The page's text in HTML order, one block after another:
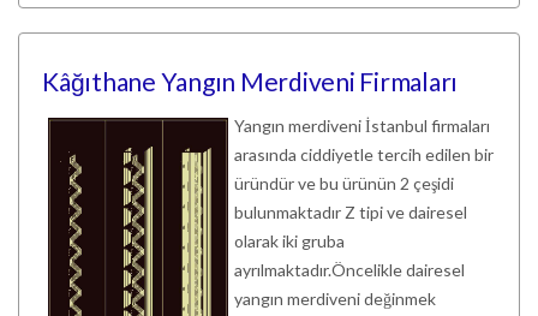
Kâğıthane Yangın Merdiveni Firmaları
Yangın merdiveni İstanbul firmaları
arasında ciddiyetle tercih edilen bir
üründür ve bu ürünün 2 çeşidi
bulunmaktadır Z tipi ve dairesel
olarak iki gruba
ayrılmaktadır.Öncelikle dairesel
yangın merdiveni değinmek